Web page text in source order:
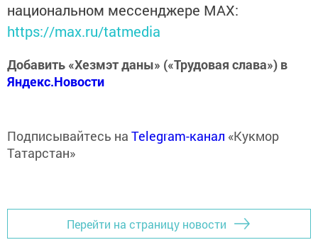
национальном мессенджере MАХ:
https://max.ru/tatmedia
Добавить «Хезмэт даны» («Трудовая слава») в
Яндекс.Новости
Подписывайтесь на Telegram-канал «Кукмор
Татарстан»
Перейти на страницу новости